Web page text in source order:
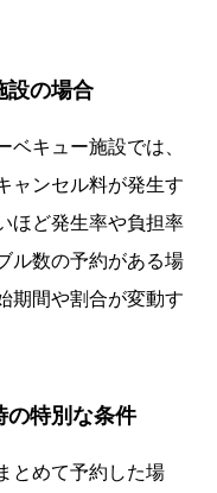
設の場合
キュー施設では、
ャンセル料が発生す
ほど発生率や負担率
ル数の予約がある場
期間や割合が変動す
の特別な条件
とめて予約した場